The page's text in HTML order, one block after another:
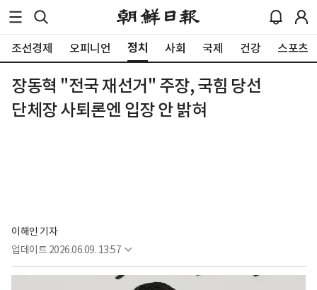
조선경제 오피니언 정치 사회 국제 건강 스포츠
장동혁 "전국 재선거" 주장, 국힘 당선
단체장 사퇴론엔 입장 안 밝혀
이해인 기자
업데이트 2026.06.09. 13:57